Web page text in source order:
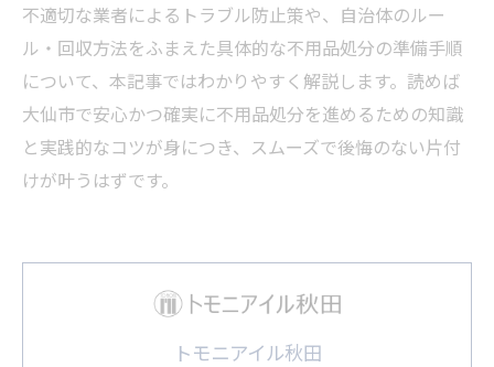
不適切な業者によるトラブル防止策や、自治体のルー
ル・回収方法をふまえた具体的な不用品処分の準備手順
について、本記事ではわかりやすく解説します。読めば
大仙市で安心かつ確実に不用品処分を進めるための知識
と実践的なコツが身につき、スムーズで後悔のない片付
けが叶うはずです。
トモニアイル秋田